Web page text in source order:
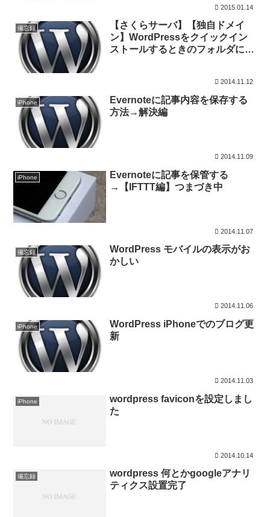
2015.01.14
備忘録
【さくらサーバ】【独自ドメイ
ン】WordPressをクイックイン
ストールするときのフォルダにつ
2014.11.12
iPhone
Evernoteに記事内容を保存する
方法→解決編
2014.11.09
iPhone
Evernoteに記事を保管する
→【IFTTT編】つまづき中
2014.11.07
備忘録
WordPress モバイルの表示がお
かしい
2014.11.06
iPhone
WordPress iPhoneでのブログ更
新
2014.11.03
iPhone
wordpress faviconを設定しまし
た
2014.10.14
備忘録
wordpress 何とかgoogleアナリ
ティクス設置完了